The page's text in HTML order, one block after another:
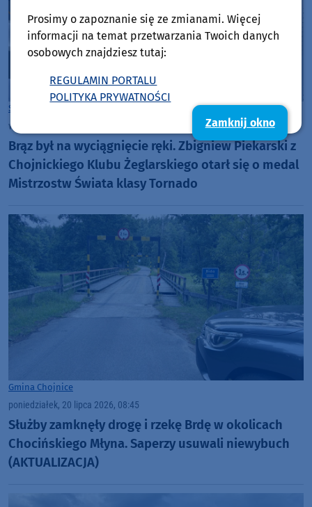
Sport
wtorek, 21 lipca 2026, 09:29
Brąz był na wyciągnięcie ręki. Zbigniew Piekarski z
Chojnickiego Klubu Żeglarskiego otarł się o medal
Mistrzostw Świata klasy Tornado
Gmina Chojnice
poniedziałek, 20 lipca 2026, 08:45
Służby zamknęły drogę i rzekę Brdę w okolicach
Chocińskiego Młyna. Saperzy usuwali niewybuch
(AKTUALIZACJA)
Prosimy o zapoznanie się ze zmianami. Więcej
informacji na temat przetwarzania Twoich danych
osobowych znajdziesz tutaj:
REGULAMIN PORTALU
POLITYKA PRYWATNOŚCI
Zamknij okno